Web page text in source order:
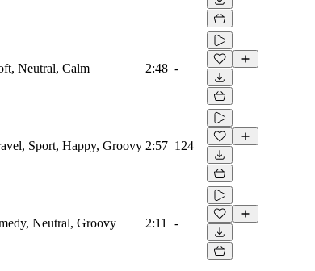
Neutral, Calm 2:48 -
Sport, Happy, Groovy 2:57 124
Neutral, Groovy 2:11 -